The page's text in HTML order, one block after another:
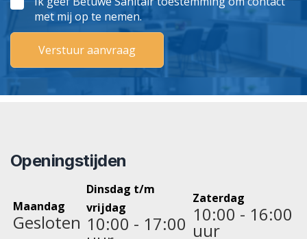
met mij op te nemen.
Openingstijden
Maandag
Gesloten
Dinsdag t/m
vrijdag
10:00 - 17:00
Zaterdag
10:00 - 16:00
uur